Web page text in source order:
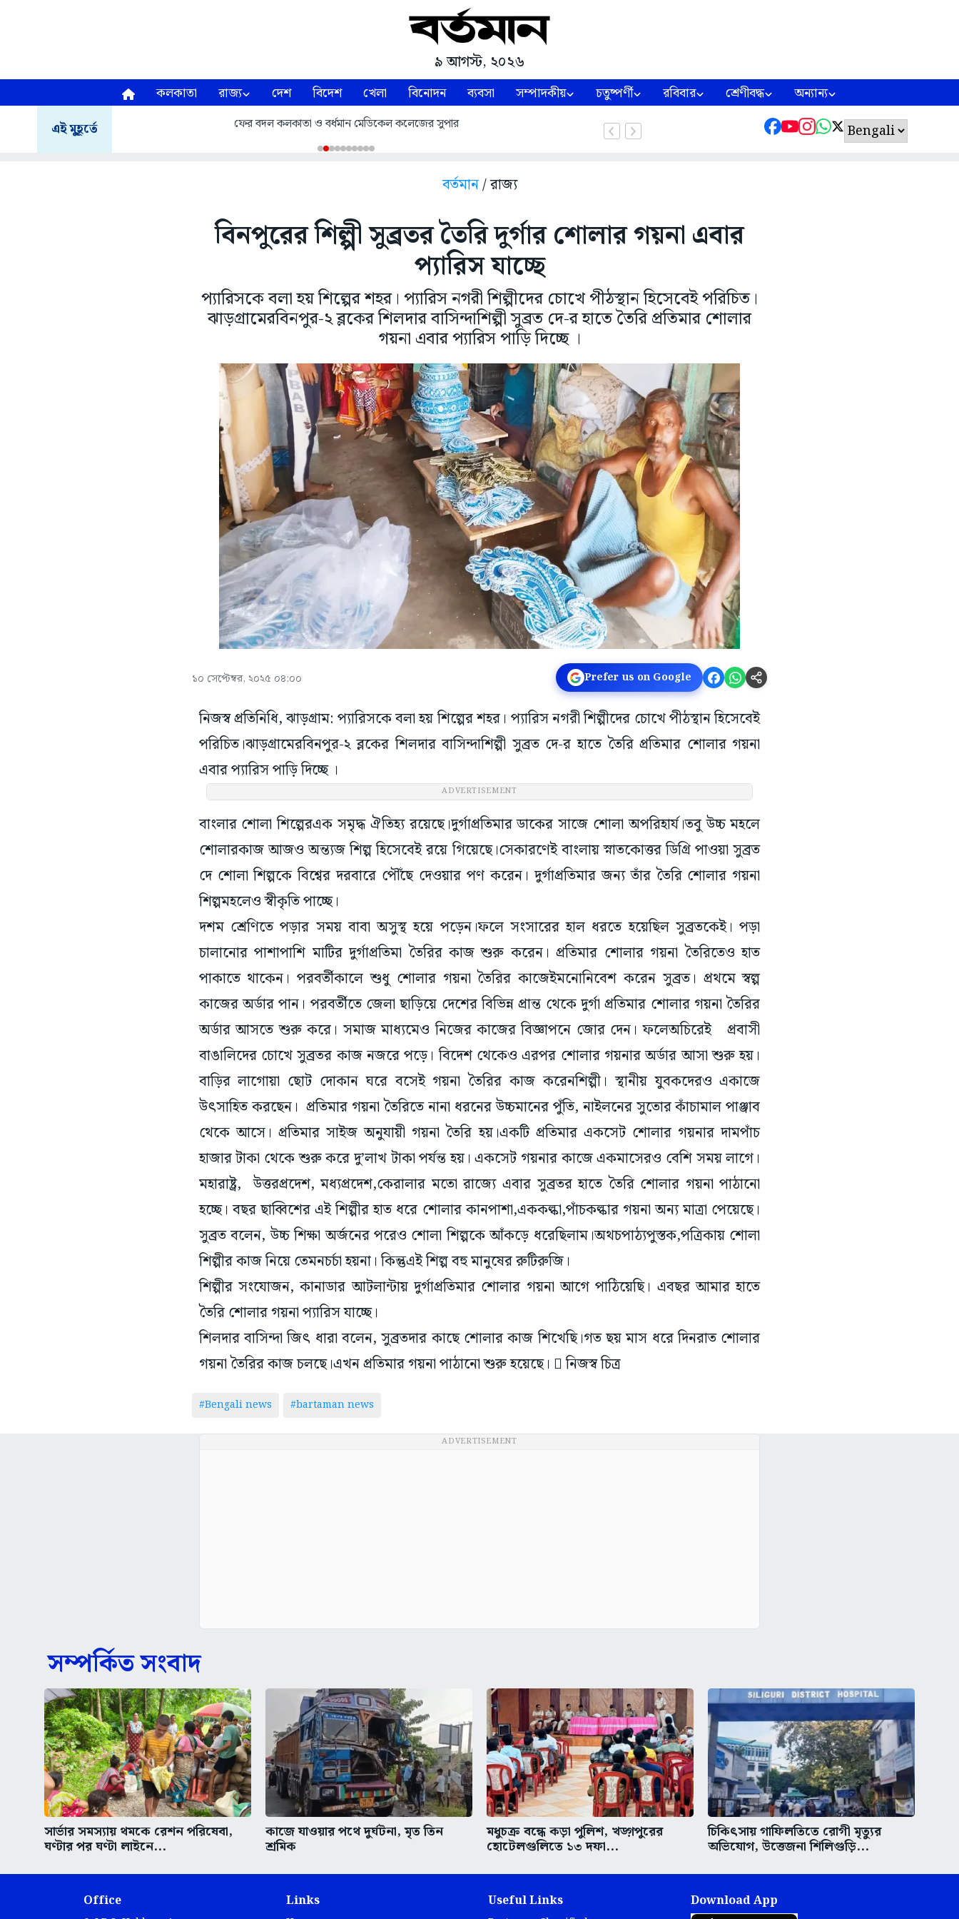
৯ আগস্ট, ২০২৬
কলকাতা রাজ্য দেশ বিদেশ খেলা বিনোদন ব্যবসা সম্পাদকীয় চতুষ্পর্ণী রবিবার শ্রেণীবদ্ধ অন্যান্য
এই মুহূর্তে ফের বদল কলকাতা ও বর্ধমান মেডিকেল কলেজের সুপার
বর্তমান/ রাজ্য
বিনপুরের শিল্পী সুব্রতর তৈরি দুর্গার শোলার গয়না এবার
প্যারিস যাচ্ছে
প্যারিসকে বলা হয় শিল্পের শহর। প্যারিস নগরী শিল্পীদের চোখে পীঠস্থান হিসেবেই পরিচিত।
ঝাড়গ্ৰামেরবিনপুর-২ ব্লকের শিলদার বাসিন্দাশিল্পী সুব্রত দে-র হাতে তৈরি প্রতিমার শোলার
গয়না এবার প্যারিস পাড়ি দিচ্ছে ।
১০ সেপ্টেম্বর, ২০২৫ ০৪:০০ Prefer us on Google
নিজস্ব প্রতিনিধি, ঝাড়গ্ৰাম: প্যারিসকে বলা হয় শিল্পের শহর। প্যারিস নগরী শিল্পীদের চোখে পীঠস্থান হিসেবেই
পরিচিত।ঝাড়গ্ৰামেরবিনপুর-২ ব্লকের শিলদার বাসিন্দাশিল্পী সুব্রত দে-র হাতে তৈরি প্রতিমার শোলার গয়না
এবার প্যারিস পাড়ি দিচ্ছে ।
ADVERTISEMENT
বাংলার শোলা শিল্পেরএক সমৃদ্ধ ঐতিহ্য রয়েছে।দুর্গাপ্রতিমার ডাকের সাজে শোলা অপরিহার্য।তবু উচ্চ মহলে
শোলারকাজ আজও অন্ত্যজ শিল্প হিসেবেই রয়ে গিয়েছে।সেকারণেই বাংলায় স্নাতকোত্তর ডিগ্রি পাওয়া সুব্রত
দে শোলা শিল্পকে বিশ্বের দরবারে পৌঁছে দেওয়ার পণ করেন। দুর্গাপ্রতিমার জন্য তাঁর তৈরি শোলার গয়না
শিল্পমহলেও স্বীকৃতি পাচ্ছে।
দশম শ্রেণিতে পড়ার সময় বাবা অসুস্থ হয়ে পড়েন।ফলে সংসারের হাল ধরতে হয়েছিল সুব্রতকেই। পড়া
চালানোর পাশাপাশি মাটির দুর্গাপ্রতিমা তৈরির কাজ শুরু করেন। প্রতিমার শোলার গয়না তৈরিতেও হাত
পাকাতে থাকেন। পরবর্তীকালে শুধু শোলার গয়না তৈরির কাজেইমনোনিবেশ করেন সুব্রত। প্রথমে স্বল্প
কাজের অর্ডার পান। পরবর্তীতে জেলা ছাড়িয়ে দেশের বিভিন্ন প্রান্ত থেকে দুর্গা প্রতিমার শোলার গয়না তৈরির
অর্ডার আসতে শুরু করে। সমাজ মাধ্যমেও নিজের কাজের বিজ্ঞাপনে জোর দেন। ফলেঅচিরেই প্রবাসী
বাঙালিদের চোখে সুব্রতর কাজ নজরে পড়ে। বিদেশ থেকেও এরপর শোলার গয়নার অর্ডার আসা শুরু হয়।
বাড়ির লাগোয়া ছোট দোকান ঘরে বসেই গয়না তৈরির কাজ করেনশিল্পী। স্থানীয় যুবকদেরও একাজে
উৎসাহিত করছেন। প্রতিমার গয়না তৈরিতে নানা ধরনের উচ্চমানের পুঁতি, নাইলনের সুতোর কাঁচামাল পাঞ্জাব
থেকে আসে। প্রতিমার সাইজ অনুযায়ী গয়না তৈরি হয়।একটি প্রতিমার একসেট শোলার গয়নার দামপাঁচ
হাজার টাকা থেকে শুরু করে দু’লাখ টাকা পর্যন্ত হয়। একসেট গয়নার কাজে একমাসেরও বেশি সময় লাগে।
মহারাষ্ট্র, উত্তরপ্রদেশ, মধ্যপ্রদেশ,কেরালার মতো রাজ্যে এবার সুব্রতর হাতে তৈরি শোলার গয়না পাঠানো
হচ্ছে। বছর ছাব্বিশের এই শিল্পীর হাত ধরে শোলার কানপাশা,এককল্কা,পাঁচকল্কার গয়না অন্য মাত্রা পেয়েছে।
সুব্রত বলেন, উচ্চ শিক্ষা অর্জনের পরেও শোলা শিল্পকে আঁকড়ে ধরেছিলাম।অথচপাঠ্যপুস্তক,পত্রিকায় শোলা
শিল্পীর কাজ নিয়ে তেমনচর্চা হয়না। কিন্তুএই শিল্প বহু মানুষের রুটিরুজি।
শিল্পীর সংযোজন, কানাডার আটলান্টায় দুর্গাপ্রতিমার শোলার গয়না আগে পাঠিয়েছি। এবছর আমার হাতে
তৈরি শোলার গয়না প্যারিস যাচ্ছে।
শিলদার বাসিন্দা জিৎ ধারা বলেন, সুব্রতদার কাছে শোলার কাজ শিখেছি।গত ছয় মাস ধরে দিনরাত শোলার
গয়না তৈরির কাজ চলছে।এখন প্রতিমার গয়না পাঠানো শুরু হয়েছে।  নিজস্ব চিত্র
#Bengali news #bartaman news
ADVERTISEMENT
সম্পর্কিত সংবাদ
সার্ভার সমস্যায় থমকে রেশন পরিষেবা,
ঘণ্টার পর ঘণ্টা লাইনে...
কাজে যাওয়ার পথে দুর্ঘটনা, মৃত তিন
শ্রমিক
মধুচক্র বন্ধে কড়া পুলিশ, খড়্গপুরের
হোটেলগুলিতে ১৩ দফা...
চিকিৎসায় গাফিলতিতে রোগী মৃত্যুর
অভিযোগ, উত্তেজনা শিলিগুড়ি...
Office Links Useful Links Download App